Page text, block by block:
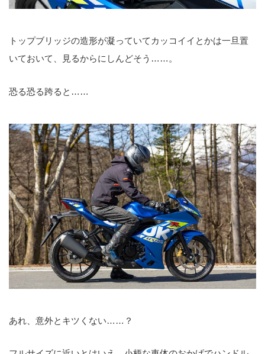
トップブリッジの造形が凝っていてカッコイイとかは一旦置
いておいて、見るからにしんどそう……。
恐る恐る跨ると……
あれ、意外とキツくない……？